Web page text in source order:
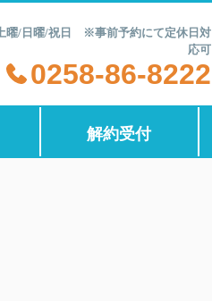
曜/日曜/祝日 ※事前予約にて定休日対
応可
0258-86-8222
解約受付